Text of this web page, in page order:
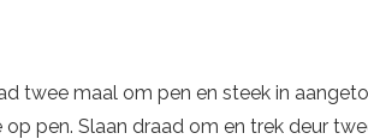
twee maal om pen en steek in
op pen. Slaan draad om en trek deur